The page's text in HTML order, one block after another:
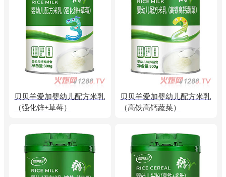
贝贝羊爱加婴幼儿配方米乳
（强化锌+草莓）
贝贝羊爱加婴幼儿配方米乳
（高铁高钙蔬菜）